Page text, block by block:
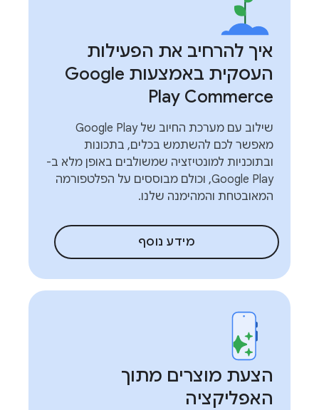
איך להרחיב את הפעילות
העסקית באמצעות Google
Play Commerce
שילוב עם מערכת החיוב של Google Play
מאפשר לכם להשתמש בכלים, בתכונות
ובתוכניות למונטיזציה שמשולבים באופן מלא ב-
Google Play, וכולם מבוססים על הפלטפורמה
המאובטחת והמהימנה שלנו.
מידע נוסף
הצעת מוצרים מתוך
האפליקציה